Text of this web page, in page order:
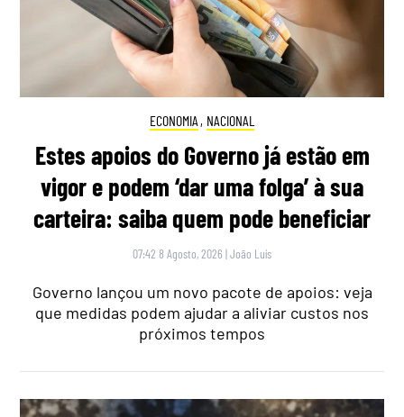
ECONOMIA , NACIONAL
Estes apoios do Governo já estão em
vigor e podem ‘dar uma folga’ à sua
carteira: saiba quem pode beneficiar
07:42 8 Agosto, 2026 |João Luís
Governo lançou um novo pacote de apoios: veja
que medidas podem ajudar a aliviar custos nos
próximos tempos